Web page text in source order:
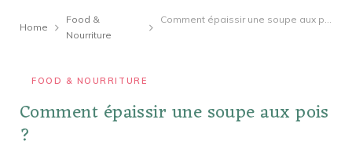
Home
Food &
Nourriture
Comment épaissir une soupe aux pois ?
FOOD & NOURRITURE
Comment épaissir une soupe aux pois
?